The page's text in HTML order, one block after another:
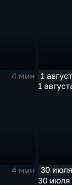
4 мин
1
1
4 мин
30 июля
30 июля